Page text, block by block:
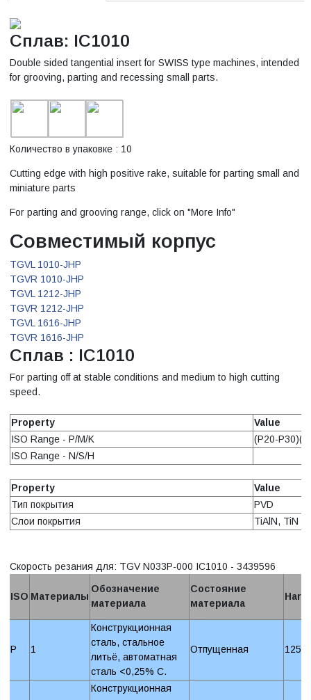
Сплав: IC1010
Double sided tangential insert for SWISS type machines, intended
for grooving, parting and recessing small parts.
Количество в упаковке : 10
Cutting edge with high positive rake, suitable for parting small and
miniature parts
For parting and grooving range, click on "More Info"
Совместимый корпус
TGVL 1010-JHP
TGVR 1010-JHP
TGVL 1212-JHP
TGVR 1212-JHP
TGVL 1616-JHP
TGVR 1616-JHP
Сплав : IC1010
For parting off at stable conditions and medium to high cutting
speed.
Property
Value
ISO Range - P/M/K
(P20-
ISO Range - N/S/H
Property
Value
Тип покрытия
PVD
Слои покрытия
TiAlN, TiN
Скорость резания для: TGV N033P-000 IC1010 - 3439596
ISO Материалы
Обозначение
материала
Состояние
материала
P 1
Конструкционная
сталь, стальное
литьё, автоматная
сталь <0,25% C.
Отпущенная 125
Конструкционная